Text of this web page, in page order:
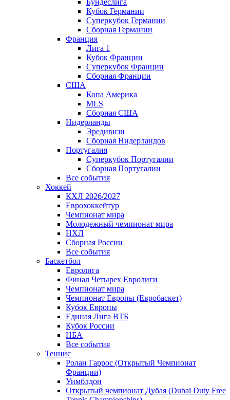
Бундеслига
Кубок Германии
Суперкубок Германии
Сборная Германии
Франция
Лига 1
Кубок Франции
Суперкубок Франции
Сборная Франции
США
Копа Америка
MLS
Сборная США
Нидерланды
Эредивизи
Сборная Нидерландов
Португалия
Суперкубок Португалии
Сборная Португалии
Все события
Хоккей
КХЛ 2026/2027
Еврохоккейтур
Чемпионат мира
Молодежный чемпионат мира
НХЛ
Сборная России
Все события
Баскетбол
Евролига
Финал Четырех Евролиги
Чемпионат мира
Чемпионат Европы (Евробаскет)
Кубок Европы
Единая Лига ВТБ
Кубок России
НБА
Все события
Теннис
Ролан Гаррос (Открытый Чемпионат
Франции)
Уимблдон
Открытый чемпионат Дубая (Dubai Duty Free